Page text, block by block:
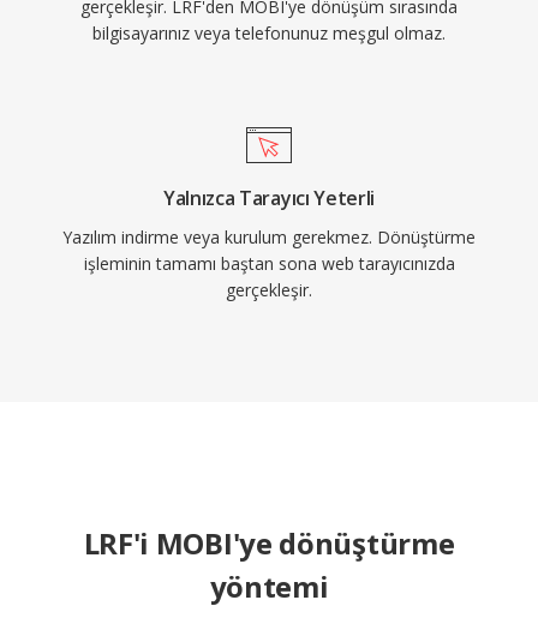
gerçekleşir. LRF'den MOBI'ye dönüşüm sırasında
bilgisayarınız veya telefonunuz meşgul olmaz.
Yalnızca Tarayıcı Yeterli
Yazılım indirme veya kurulum gerekmez. Dönüştürme
işleminin tamamı baştan sona web tarayıcınızda
gerçekleşir.
LRF'i MOBI'ye dönüştürme
yöntemi